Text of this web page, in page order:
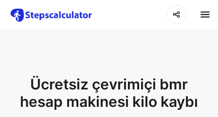
Ücretsiz çevrimiçi bmr
hesap makinesi kilo kaybı